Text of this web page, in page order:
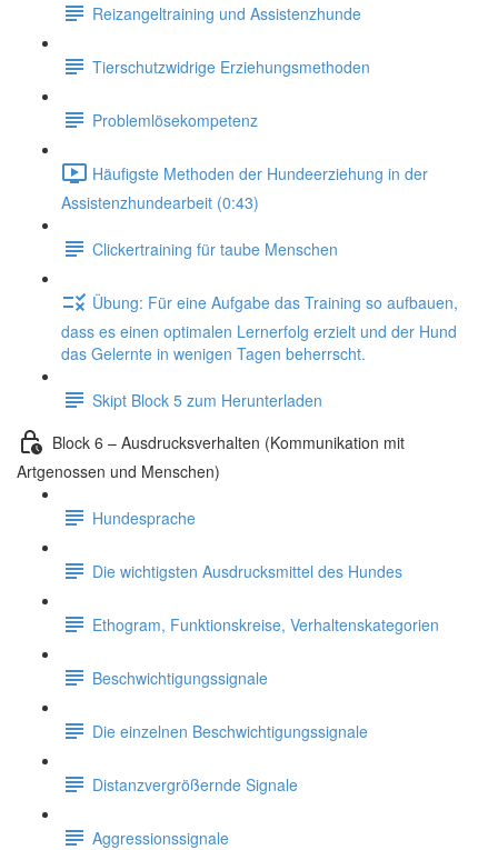
Reizangeltraining und Assistenzhunde
Tierschutzwidrige Erziehungsmethoden
Problemlösekompetenz
Häufigste Methoden der Hundeerziehung in der
Assistenzhundearbeit (0:43)
Clickertraining für taube Menschen
Übung: Für eine Aufgabe das Training so aufbauen,
dass es einen optimalen Lernerfolg erzielt und der Hund
das Gelernte in wenigen Tagen beherrscht.
Skipt Block 5 zum Herunterladen
Block 6 – Ausdrucksverhalten (Kommunikation mit
Artgenossen und Menschen)
Hundesprache
Die wichtigsten Ausdrucksmittel des Hundes
Ethogram, Funktionskreise, Verhaltenskategorien
Beschwichtigungssignale
Die einzelnen Beschwichtigungssignale
Distanzvergrößernde Signale
Aggressionssignale